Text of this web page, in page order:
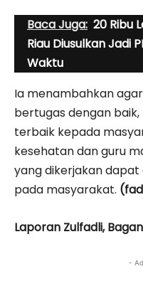
Baca Juga: 20 Ribu
Riau Diusulkan Jadi
Waktu
Ia menambahkan
bertugas dengan
terbaik kepada
kesehatan dan guru
yang dikerjakan
pada masyarakat.
Laporan Zulfadli,
-